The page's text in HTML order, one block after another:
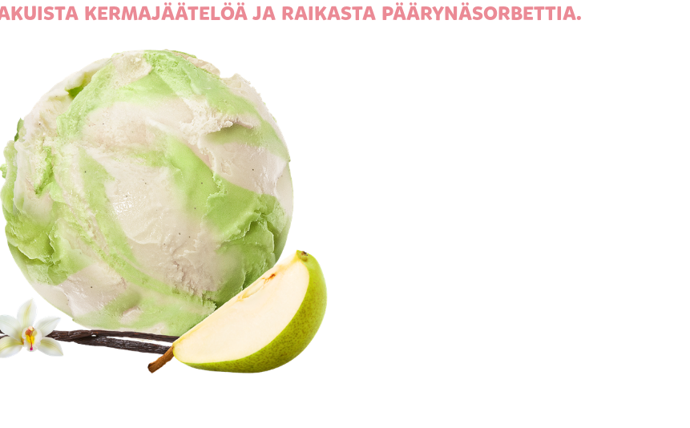
KERMAJÄÄTELÖÄ JA RAIKASTA PÄÄRYNÄSORBETTIA.